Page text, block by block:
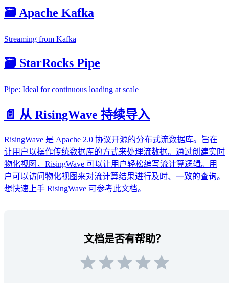
🗃️ Apache Kafka
Streaming from Kafka
🗃️ StarRocks Pipe
Pipe: Ideal for continuous loading at scale
📄️ 从 RisingWave 持续导入
RisingWave 是 Apache 2.0 协议开源的分布式流数据库。旨在
让用户以操作传统数据库的方式来处理流数据。通过创建实时
物化视图，RisingWave 可以让用户轻松编写流计算逻辑。用
户可以访问物化视图来对流计算结果进行及时、一致的查询。
想快速上手 RisingWave 可参考此文档。
文档是否有帮助？